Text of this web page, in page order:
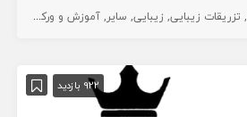
تزریقات زیبایی زیبایی سایر آموزش و ورکشاپ
922 بازدید